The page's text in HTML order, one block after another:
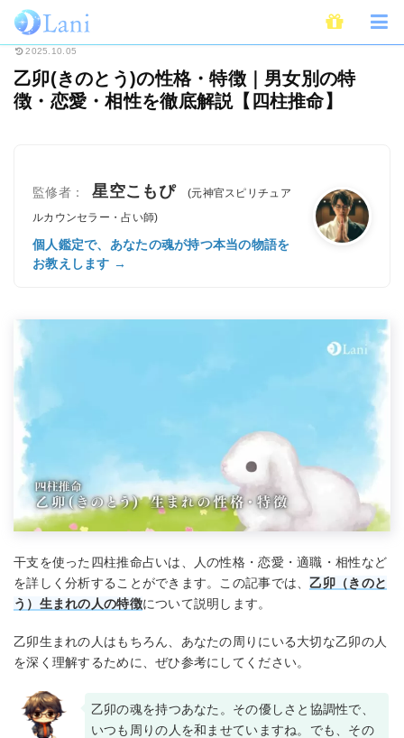
ホーム 占い 乙卯(きのとう)の性格・特徴｜男女別の特徴・恋
2025.10.05
乙卯(きのとう)の性格・特徴｜男女別の特
徴・恋愛・相性を徹底解説【四柱推命】
監修者： 星空こもぴ
(元神官スピリチュア
ルカウンセラー・占い師)
個人鑑定で、あなたの魂が持つ本当の物語を
お教えします →
干支を使った四柱推命占いは、人の性格・恋愛・適職・相性など
を詳しく分析することができます。この記事では、乙卯（きのと
う）生まれの人の特徴について説明します。
乙卯生まれの人はもちろん、あなたの周りにいる大切な乙卯の人
を深く理解するために、ぜひ参考にしてください。
乙卯の魂を持つあなた。その優しさと協調性で、
いつも周りの人を和ませていますね。でも、その